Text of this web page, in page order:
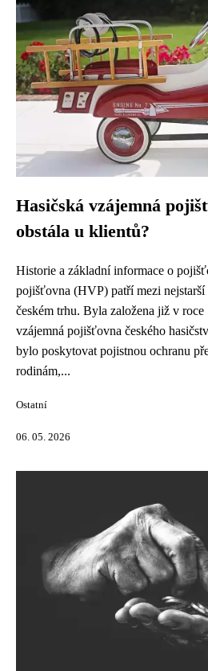
Hasičská vzájemná
obstála u klientů?
Historie a základní informace o
pojišťovna (HVP) patří mezi
českém trhu. Byla založena již v
vzájemná pojišťovna českého
bylo poskytovat pojistnou ochranu
rodinám,...
Ostatní
06. 05. 2026